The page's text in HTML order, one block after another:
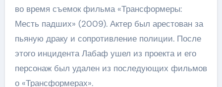
во время съемок фильма «Трансформеры:
Месть падших» (2009). Актер был арестован за
пьяную драку и сопротивление полиции. После
этого инцидента Лабаф ушел из проекта и его
персонаж был удален из последующих фильмов
о «Трансформерах».